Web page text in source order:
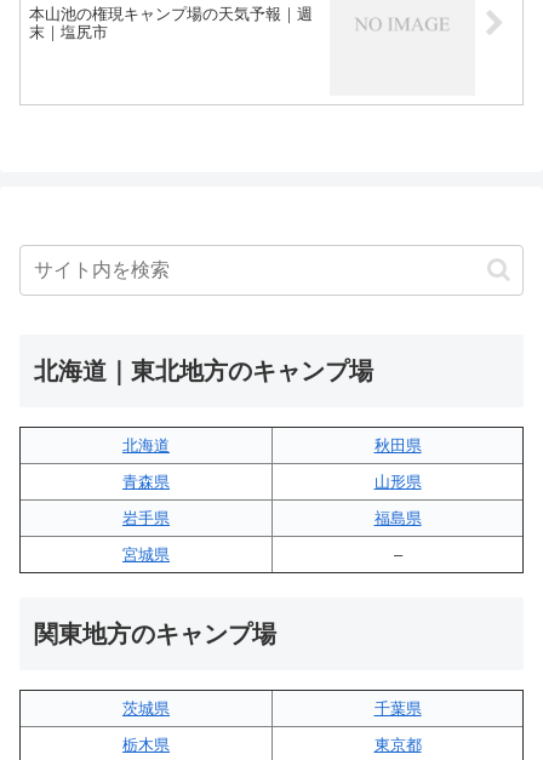
本山池の権現キャンプ場の天気予報｜週
末｜塩尻市
北海道｜東北地方のキャンプ場
北海道
秋田県
青森県
山形県
岩手県
福島県
宮城県
–
関東地方のキャンプ場
茨城県
千葉県
栃木県
東京都